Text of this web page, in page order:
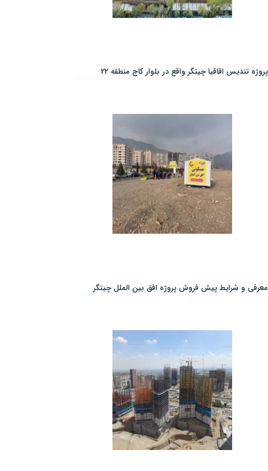
پروژه تندیس اقاقیا چیتگر واقع در بلوار کاج منطقه 22
معرفی و شرایط پیش فروش پروژه افق بین الملل چیتگر